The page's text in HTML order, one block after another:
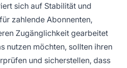
sich auf Stabilität und
zahlende Abonnenten,
Zugänglichkeit gearbeitet
nutzen möchten, sollten ihren
und sicherstellen, dass